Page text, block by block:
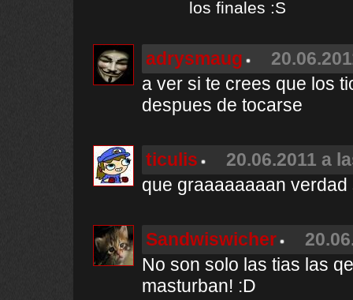
los finales :S
adrysmaug
a ver si te crees que los
despues de tocarse
ticulis
20.06.2011 a
que graaaaaaaan verdad
Sandwiswicher
No son solo las tias las
masturban! :D